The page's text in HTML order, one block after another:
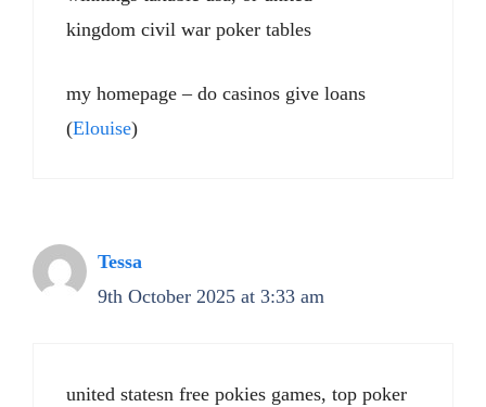
kingdom civil war poker tables
my homepage – do casinos give loans
(Elouise)
Tessa
9th October 2025 at 3:33 am
united statesn free pokies games, top poker